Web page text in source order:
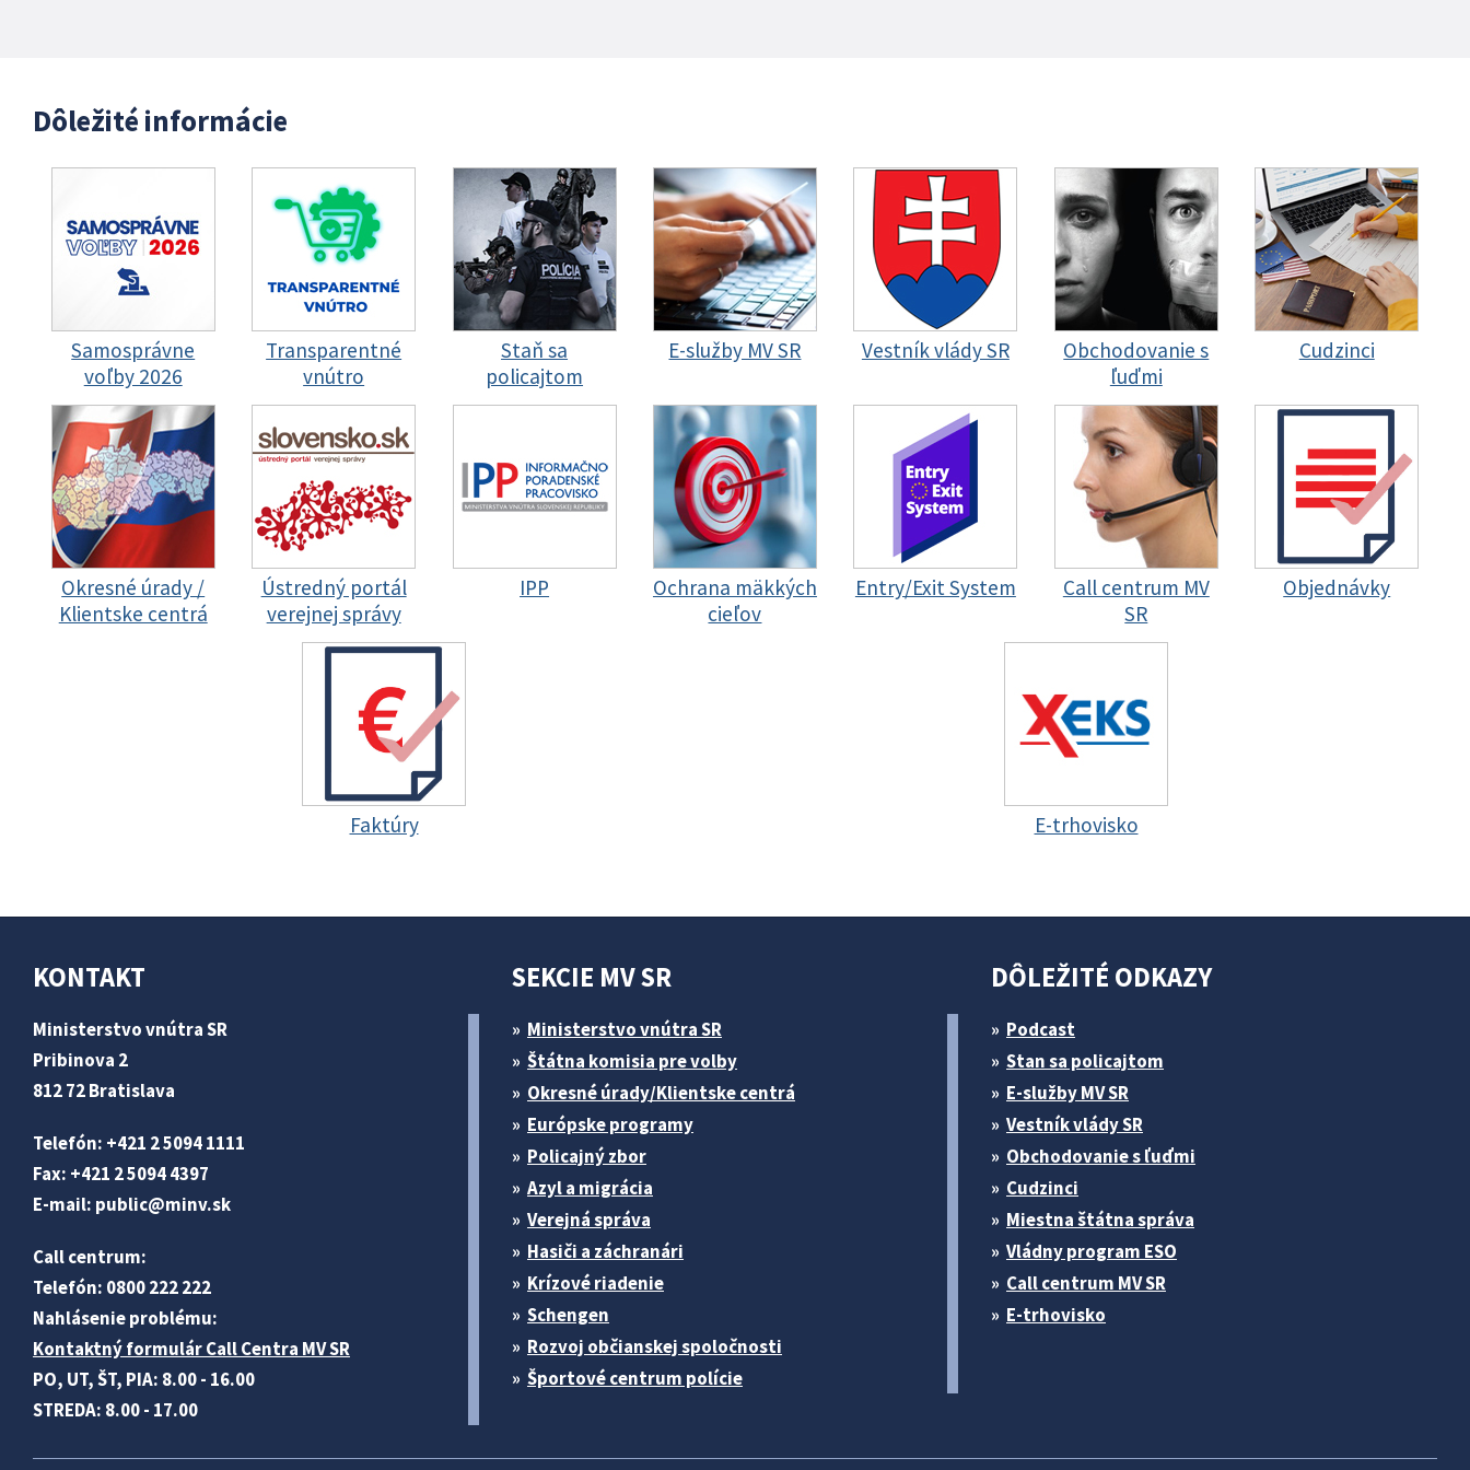
Dôležité informácie
Samosprávne
voľby 2026
Transparentné
vnútro
Staň sa
policajtom
E-služby MV SR Vestník vlády SR
Obchodovanie s
ľuďmi
Cudzinci
Okresné úrady /
Klientske centrá
Ústredný portál
verejnej správy
IPP
Ochrana mäkkých
cieľov
Entry/Exit System
Call centrum MV
SR
Objednávky
Faktúry E-trhovisko
KONTAKT
Ministerstvo vnútra SR
Pribinova 2
812 72 Bratislava
Telefón: +421 2 5094 1111
Fax: +421 2 5094 4397
E-mail: public@minv.sk
Call centrum:
Telefón: 0800 222 222
Nahlásenie problému:
Kontaktný formulár Call Centra MV SR
PO, UT, ŠT, PIA: 8.00 - 16.00
STREDA: 8.00 - 17.00
SEKCIE MV SR
Ministerstvo vnútra SR
Štátna komisia pre volby
Okresné úrady/Klientske centrá
Európske programy
Policajný zbor
Azyl a migrácia
Verejná správa
Hasiči a záchranári
Krízové riadenie
Schengen
Rozvoj občianskej spoločnosti
Športové centrum polície
DÔLEŽITÉ ODKAZY
Podcast
Stan sa policajtom
E-služby MV SR
Vestník vlády SR
Obchodovanie s ľuďmi
Cudzinci
Miestna štátna správa
Vládny program ESO
Call centrum MV SR
E-trhovisko